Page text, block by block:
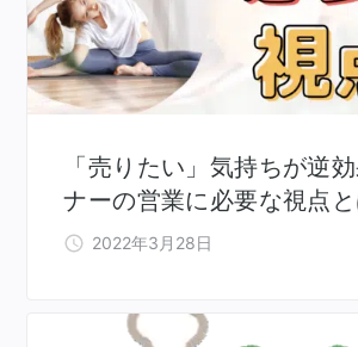
「売りたい」気持ちが逆
ナーの営業に必要な視点
2022年3月28日